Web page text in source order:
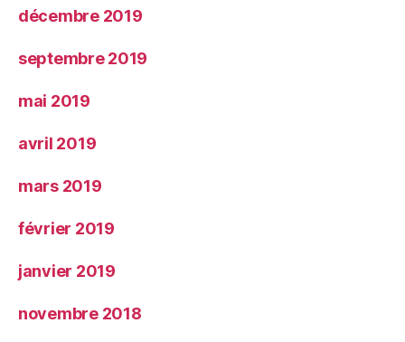
décembre 2019
septembre 2019
mai 2019
avril 2019
mars 2019
février 2019
janvier 2019
novembre 2018